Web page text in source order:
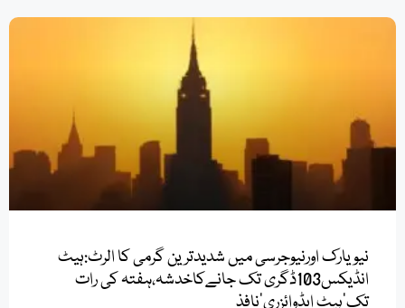
نیویارک اورنیوجرسی میں شدیدترین گرمی کا الرٹ:ہیٹ
انڈیکس103ڈگری تک جانےکاخدشہ،ہفتہ کی رات